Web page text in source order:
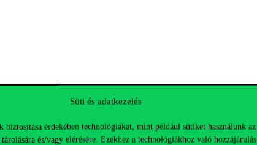
Süti és adatkezelés
biztosítása érdekében technológiákat, mint például sütiket használunk az
és/vagy elérésére. Ezekhez a technológiákhoz való hozzájárulás
és a megosztást választók stratégiái
Unióban 2004 óta
minősége